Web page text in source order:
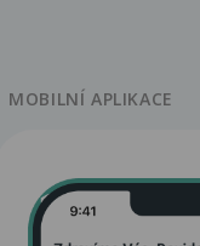
MOBILNÍ APLIKACE